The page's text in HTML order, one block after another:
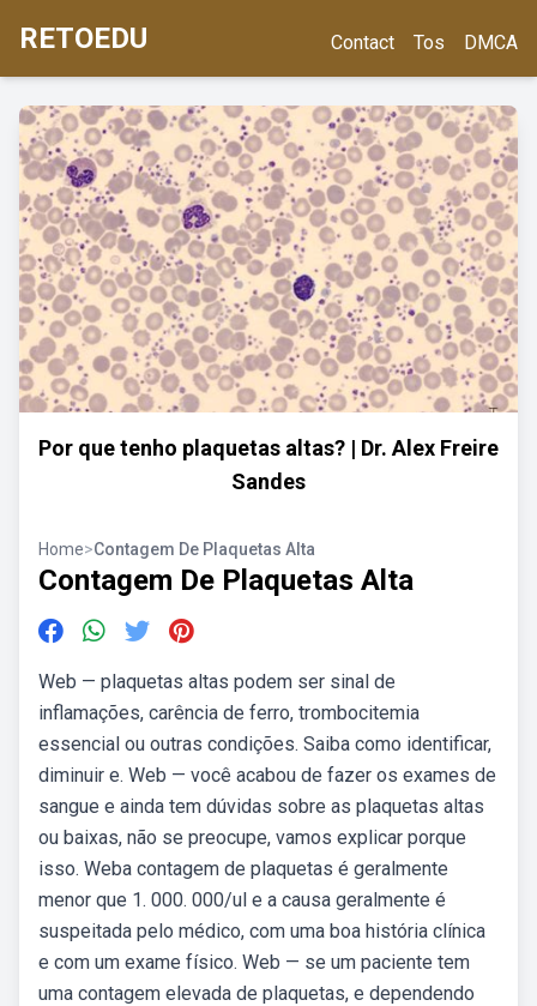
RETOEDU Contact Tos DMCA
Por que tenho plaquetas altas? | Dr. Alex Freire
Sandes
Home>Contagem De Plaquetas Alta
Contagem De Plaquetas Alta
Web — plaquetas altas podem ser sinal de
inflamações, carência de ferro, trombocitemia
essencial ou outras condições. Saiba como identificar,
diminuir e. Web — você acabou de fazer os exames de
sangue e ainda tem dúvidas sobre as plaquetas altas
ou baixas, não se preocupe, vamos explicar porque
isso. Weba contagem de plaquetas é geralmente
menor que 1. 000. 000/ul e a causa geralmente é
suspeitada pelo médico, com uma boa história clínica
e com um exame físico. Web — se um paciente tem
uma contagem elevada de plaquetas, e dependendo